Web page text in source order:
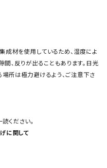
成材を使用しているため、湿度によ
間、反りが出ることもあります。日光
所は極力避けるよう、ご注意下さ
ください。
に関して